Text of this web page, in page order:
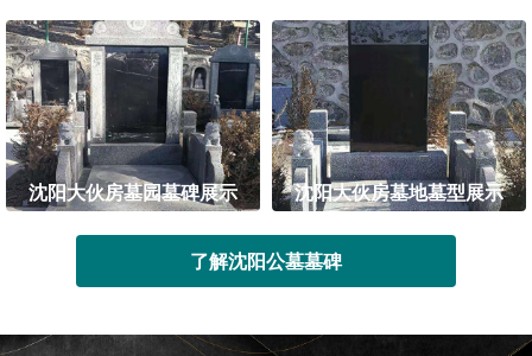
沈阳大伙房墓园墓碑展示 沈阳大伙房墓地墓型展示
了解沈阳公墓墓碑